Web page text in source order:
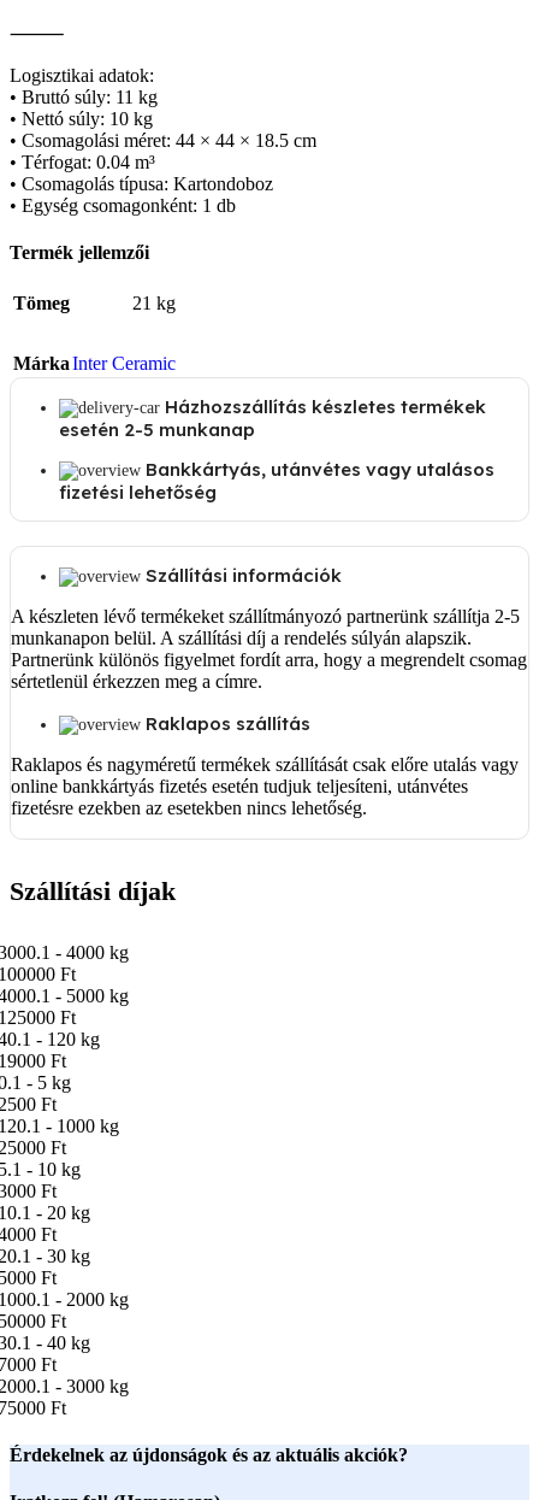
⸻
Logisztikai adatok:
• Bruttó súly: 11 kg
• Nettó súly: 10 kg
• Csomagolási méret: 44 × 44 × 18.5 cm
• Térfogat: 0.04 m³
• Csomagolás típusa: Kartondoboz
• Egység csomagonként: 1 db
Termék jellemzői
Tömeg 21 kg
MárkaInter Ceramic
Házhozszállítás készletes termékek
esetén 2-5 munkanap
Bankkártyás, utánvétes vagy utalásos
fizetési lehetőség
Szállítási információk
A készleten lévő termékeket szállítmányozó partnerünk szállítja 2-5
munkanapon belül. A szállítási díj a rendelés súlyán alapszik.
Partnerünk különös figyelmet fordít arra, hogy a megrendelt csomag
sértetlenül érkezzen meg a címre.
Raklapos szállítás
Raklapos és nagyméretű termékek szállítását csak előre utalás vagy
online bankkártyás fizetés esetén tudjuk teljesíteni, utánvétes
fizetésre ezekben az esetekben nincs lehetőség.
Szállítási díjak
- 4000 kg
Ft
- 5000 kg
Ft
- 120 kg
Ft
- 5 kg
Ft
- 1000 kg
Ft
- 10 kg
Ft
- 20 kg
Ft
- 30 kg
Ft
- 2000 kg
Ft
- 40 kg
Ft
- 3000 kg
Ft
Érdekelnek az újdonságok és az aktuális akciók?